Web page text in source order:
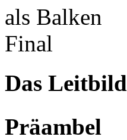
Das Leitbild
Präambel